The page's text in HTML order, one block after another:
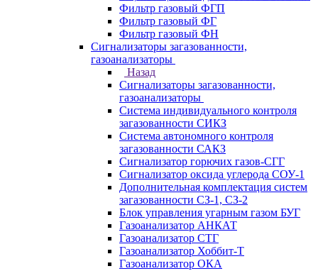
Фильтр газовый ФГП
Фильтр газовый ФГ
Фильтр газовый ФН
Сигнализаторы загазованности,
газоанализаторы
Назад
Сигнализаторы загазованности,
газоанализаторы
Система индивидуального контроля
загазованности СИКЗ
Система автономного контроля
загазованности САКЗ
Сигнализатор горючих газов-СГГ
Сигнализатор оксида углерода СОУ-1
Дополнительная комплектация систем
загазованности СЗ-1, СЗ-2
Блок управления угарным газом БУГ
Газоанализатор АНКАТ
Газоанализатор СТГ
Газоанализатор Хоббит-Т
Газоанализатор ОКА